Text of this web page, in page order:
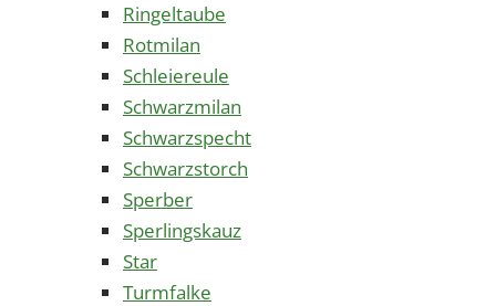
Ringeltaube
Rotmilan
Schleiereule
Schwarzmilan
Schwarzspecht
Schwarzstorch
Sperber
Sperlingskauz
Star
Turmfalke